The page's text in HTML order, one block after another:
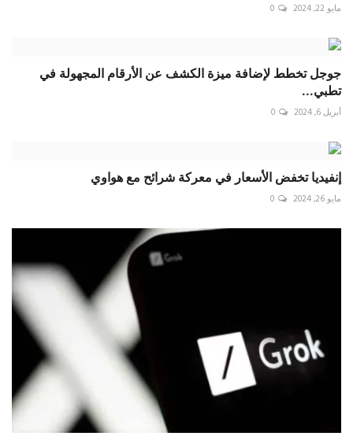
مايو 22, 2024 0
جوجل تخطط لإضافة ميزة الكشف عن الأرقام المجهولة في
تطبي...
أبريل 6, 2024 0
إنفيديا تخفض الأسعار في معركة شرائح مع هواوي
مايو 26, 2024 0